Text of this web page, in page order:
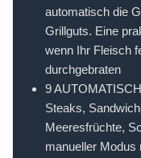
automatisch die
Grillguts. Eine
wenn Ihr Fleisch
durchgebraten
9
Steaks,
Meeresfrüchte,
manueller Modus